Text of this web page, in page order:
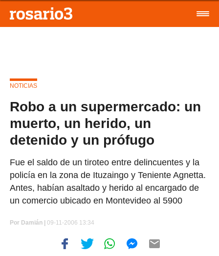
NOTICIAS
Robo a un supermercado: un
muerto, un herido, un
detenido y un prófugo
Fue el saldo de un tiroteo entre delincuentes y la
policía en la zona de Ituzaingo y Teniente Agnetta.
Antes, habían asaltado y herido al encargado de
un comercio ubicado en Montevideo al 5900
Por Damián | 09-11-2006 13:34